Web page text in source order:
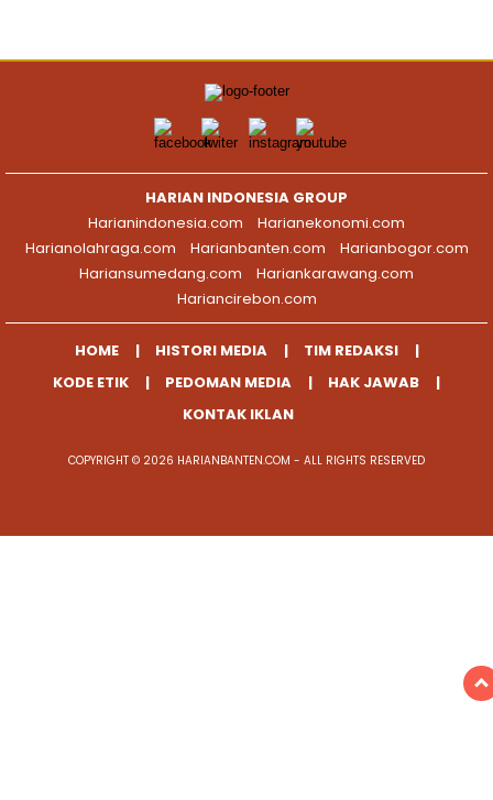
HARIAN INDONESIA GROUP
Harianindonesia.com
Harianekonomi.com
Harianolahraga.com
Harianbanten.com
Harianbogor.com
Hariansumedang.com
Hariankarawang.com
Hariancirebon.com
HOME HISTORI MEDIA
TIM REDAKSI
KODE ETIK
PEDOMAN MEDIA
HAK JAWAB
KONTAK IKLAN
COPYRIGHT © 2026 HARIANBANTEN.COM - ALL RIGHTS RESERVED